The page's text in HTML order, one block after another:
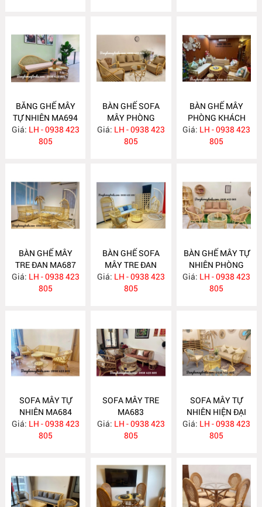
BĂNG GHẾ MÂY
TỰ NHIÊN MA694
Giá: LH - 0938 423
805
BÀN GHẾ SOFA
MÂY PHÒNG
KHÁCH MA689
Giá: LH - 0938 423
805
BÀN GHẾ MÂY
PHÒNG KHÁCH
MA688
Giá: LH - 0938 423
805
BÀN GHẾ MÂY
TRE ĐAN MA687
Giá: LH - 0938 423
805
BÀN GHẾ SOFA
MÂY TRE ĐAN
MA686
Giá: LH - 0938 423
805
BÀN GHẾ MÂY TỰ
NHIÊN PHÒNG
KHÁCH MA685
Giá: LH - 0938 423
805
SOFA MÂY TỰ
NHIÊN MA684
Giá: LH - 0938 423
805
SOFA MÂY TRE
MA683
Giá: LH - 0938 423
805
SOFA MÂY TỰ
NHIÊN HIỆN ĐẠI
MA682
Giá: LH - 0938 423
805